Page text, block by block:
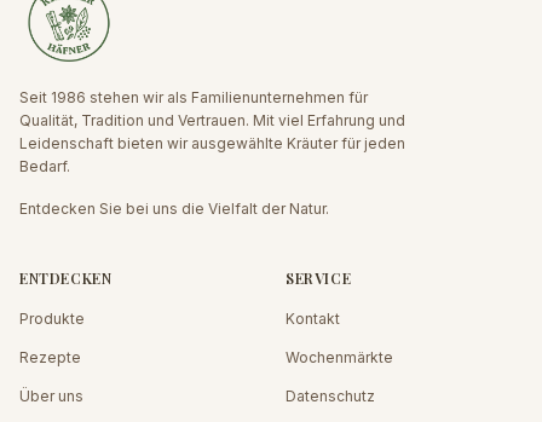
Seit 1986 stehen wir als Familienunternehmen für
Qualität, Tradition und Vertrauen. Mit viel Erfahrung und
Leidenschaft bieten wir ausgewählte Kräuter für jeden
Bedarf.
Entdecken Sie bei uns die Vielfalt der Natur.
ENTDECKEN
Produkte
Rezepte
Über uns
SERVICE
Kontakt
Wochenmärkte
Datenschutz